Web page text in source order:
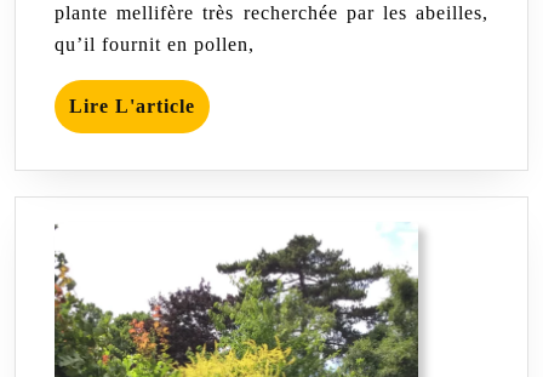
plante mellifère très recherchée par les abeilles,
qu’il fournit en pollen,
Lire L'article Lire
L'article